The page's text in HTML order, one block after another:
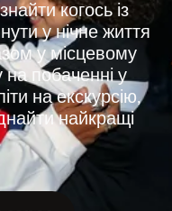
когось із
у нічне життя
у місцевому
на побаченні у
на екскурсію,
найкращі